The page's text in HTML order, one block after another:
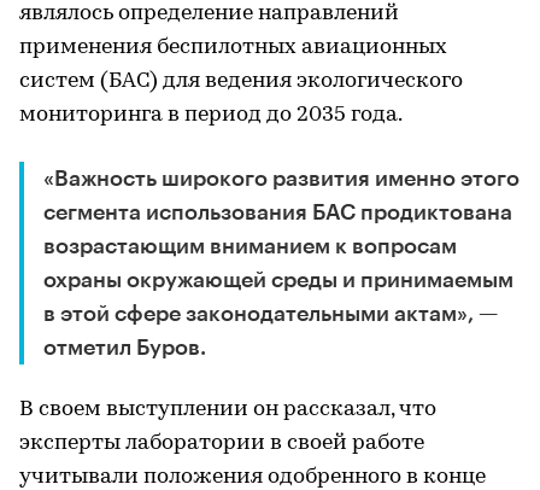
являлось определение направлений
применения беспилотных авиационных
систем (БАС) для ведения экологического
мониторинга в период до 2035 года.
«Важность широкого развития именно этого
сегмента использования БАС продиктована
возрастающим вниманием к вопросам
охраны окружающей среды и принимаемым
в этой сфере законодательными актам», —
отметил Буров.
В своем выступлении он рассказал, что
эксперты лаборатории в своей работе
учитывали положения одобренного в конце